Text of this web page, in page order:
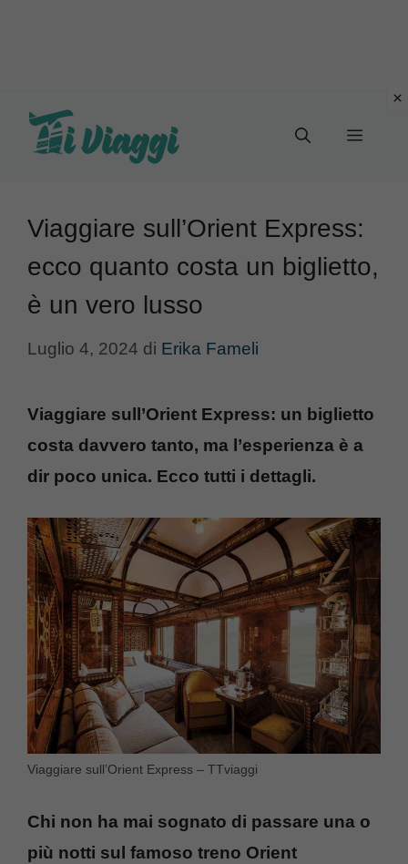
Menu
Viaggiare sull’Orient Express:
ecco quanto costa un biglietto,
è un vero lusso
Luglio 4, 2024 di Erika Fameli
Viaggiare sull’Orient Express: un biglietto
costa davvero tanto, ma l’esperienza è a
dir poco unica. Ecco tutti i dettagli.
Viaggiare sull’Orient Express – TTviaggi
Chi non ha mai sognato di passare una o
più notti sul famoso treno Orient